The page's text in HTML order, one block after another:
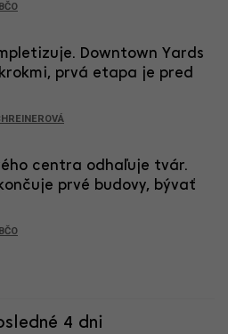
Downtown Yards
prvá etapa je pred
centra odhaľuje tvár.
prvé budovy, bývať
4 dni